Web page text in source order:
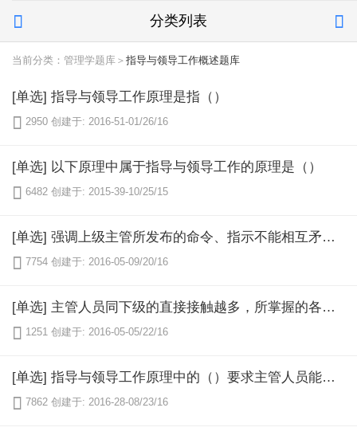
 分类列表 
当前分类：管理学题库＞ 指导与领导工作概述题库
[单选] 指导与领导工作原理是指（）
 2950 创建于: 2016-51-01/26/16
[单选] 以下原理中属于指导与领导工作的原理是（）
 6482 创建于: 2015-39-10/25/15
[单选] 强调上级主管所发布的命令、指示不能相互矛盾、抵触的原理是（）
 7754 创建于: 2016-05-09/20/16
[单选] 主管人员同下级的直接接触越多，所掌握的各种情况就会越准确，从而指导与领导工作就会更加有效的原理是（）
 1251 创建于: 2016-05-05/22/16
[单选] 指导与领导工作原理中的（）要求主管人员能够了解下属的需求和愿望，并给予满足，以调动下属的积极性
 7862 创建于: 2016-28-08/23/16